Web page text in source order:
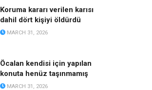
Koruma kararı verilen karısı
dahil dört kişiyi öldürdü
MARCH 31, 2026
Öcalan kendisi için yapılan
konuta henüz taşınmamış
MARCH 31, 2026